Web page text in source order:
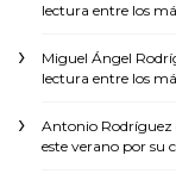
lectura entre los
Miguel Ángel
lectura entre los
Antonio Rodríguez
este verano por su